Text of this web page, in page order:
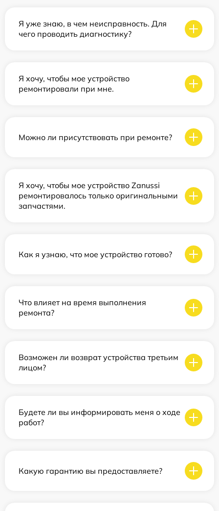
Я уже знаю, в чем неисправность. Для
чего проводить диагностику?
Я хочу, чтобы мое устройство
ремонтировали при мне.
Можно ли присутствовать при ремонте?
Я хочу, чтобы мое устройство Zanussi
ремонтировалось только оригинальными
запчастями.
Как я узнаю, что мое устройство готово?
Что влияет на время выполнения
ремонта?
Возможен ли возврат устройства третьим
лицом?
Будете ли вы информировать меня о ходе
работ?
Какую гарантию вы предоставляете?